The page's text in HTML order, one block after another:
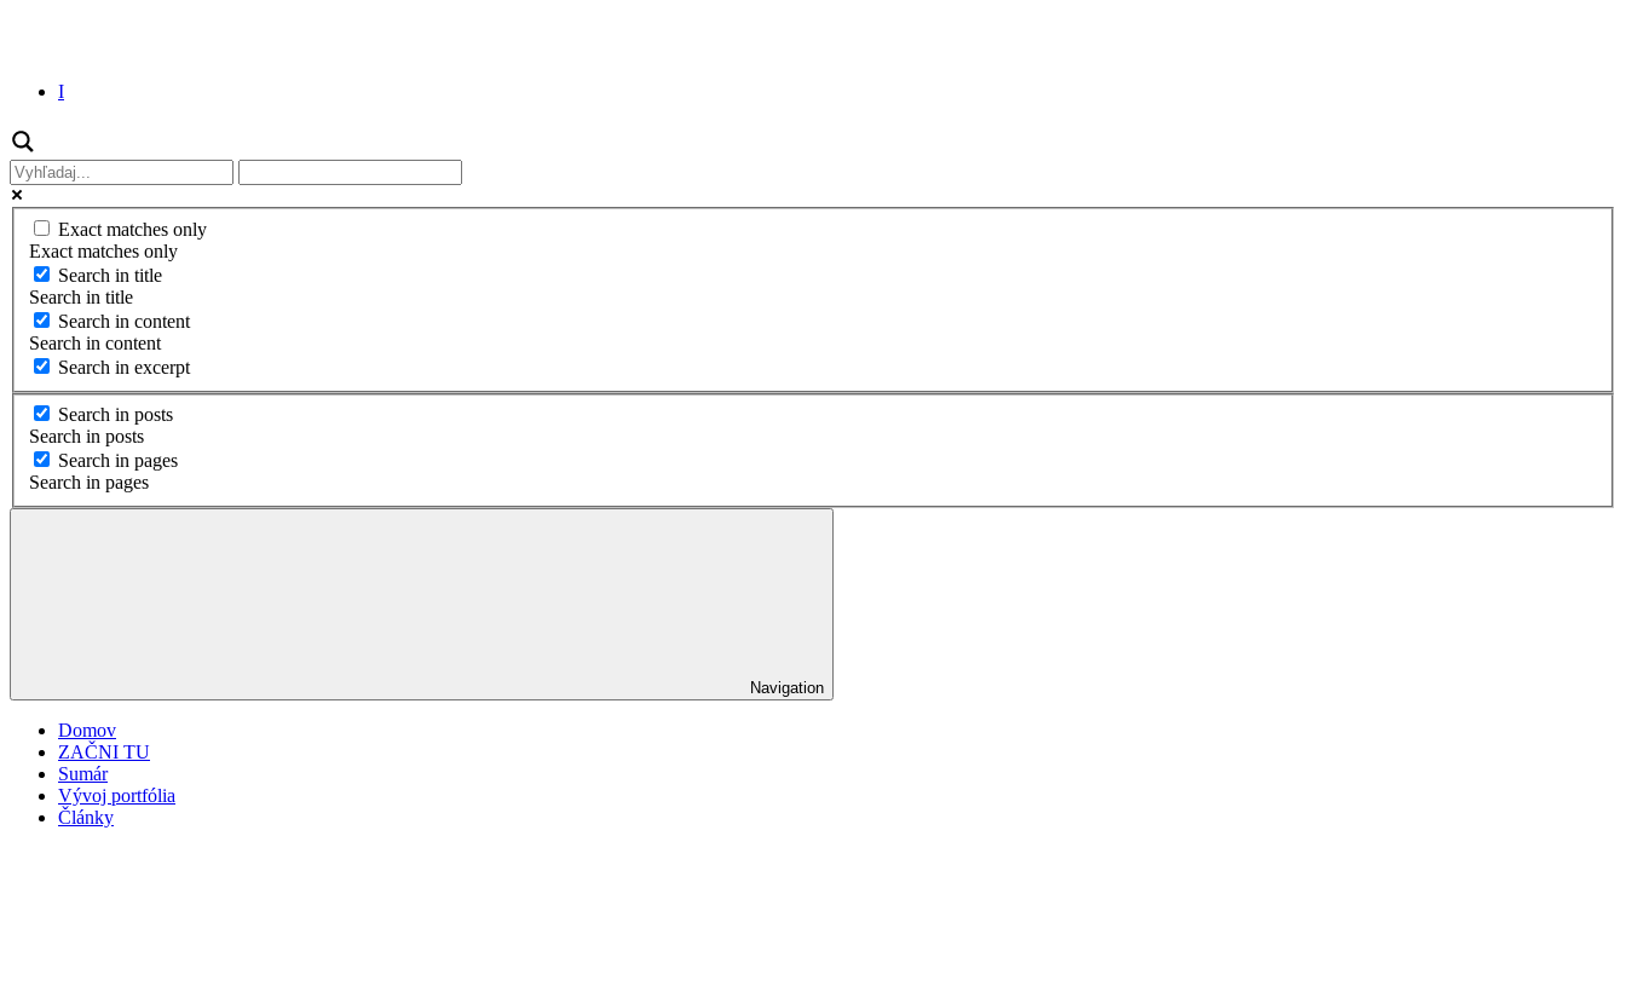
I
Exact matches only
Exact matches only
Search in title
Search in title
Search in content
Search in content
Search in excerpt
Search in posts
Search in posts
Search in pages
Search in pages
Navigation
Domov
ZAČNI TU
Sumár
Vývoj portfólia
Články